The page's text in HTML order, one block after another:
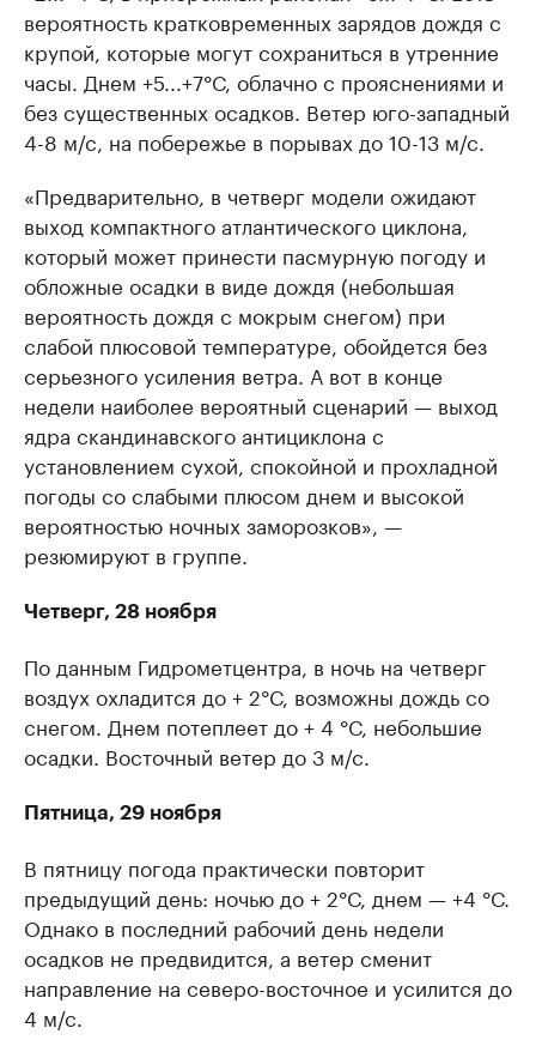
вероятность кратковременных зарядов дождя с
крупой, которые могут сохраниться в утренние
часы. Днем +5...+7°С, облачно с прояснениями и
без существенных осадков. Ветер юго-западный
4-8 м/с, на побережье в порывах до 10-13 м/с.
«Предварительно, в четверг модели ожидают
выход компактного атлантического циклона,
который может принести пасмурную погоду и
обложные осадки в виде дождя (небольшая
вероятность дождя с мокрым снегом) при
слабой плюсовой температуре, обойдется без
серьезного усиления ветра. А вот в конце
недели наиболее вероятный сценарий — выход
ядра скандинавского антициклона с
установлением сухой, спокойной и прохладной
погоды со слабыми плюсом днем и высокой
вероятностью ночных заморозков», —
резюмируют в группе.
Четверг, 28 ноября
По данным Гидрометцентра, в ночь на четверг
воздух охладится до + 2°С, возможны дождь со
снегом. Днем потеплеет до + 4 °С, небольшие
осадки. Восточный ветер до 3 м/с.
Пятница, 29 ноября
В пятницу погода практически повторит
предыдущий день: ночью до + 2°С, днем — +4 °С.
Однако в последний рабочий день недели
осадков не предвидится, а ветер сменит
направление на северо-восточное и усилится до
4 м/с.